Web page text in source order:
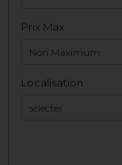
Prix Max
Localisation